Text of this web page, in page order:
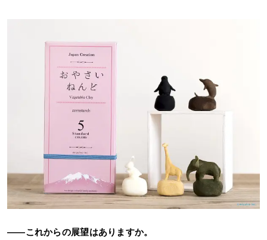
――これからの展望はありますか。